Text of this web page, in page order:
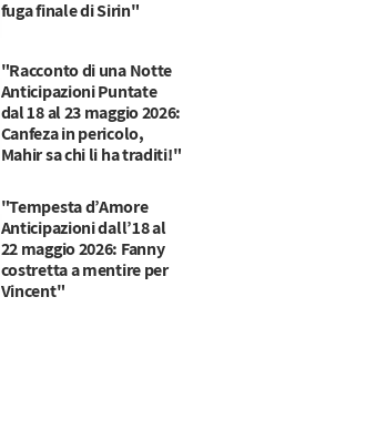
fuga finale di Sirin"
"Racconto di una Notte
Anticipazioni Puntate
dal 18 al 23 maggio 2026:
Canfeza in pericolo,
Mahir sa chi li ha traditi!"
"Tempesta d’Amore
Anticipazioni dall’18 al
22 maggio 2026: Fanny
costretta a mentire per
Vincent"